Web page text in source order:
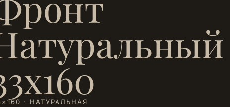
· НАТУРАЛЬНАЯ